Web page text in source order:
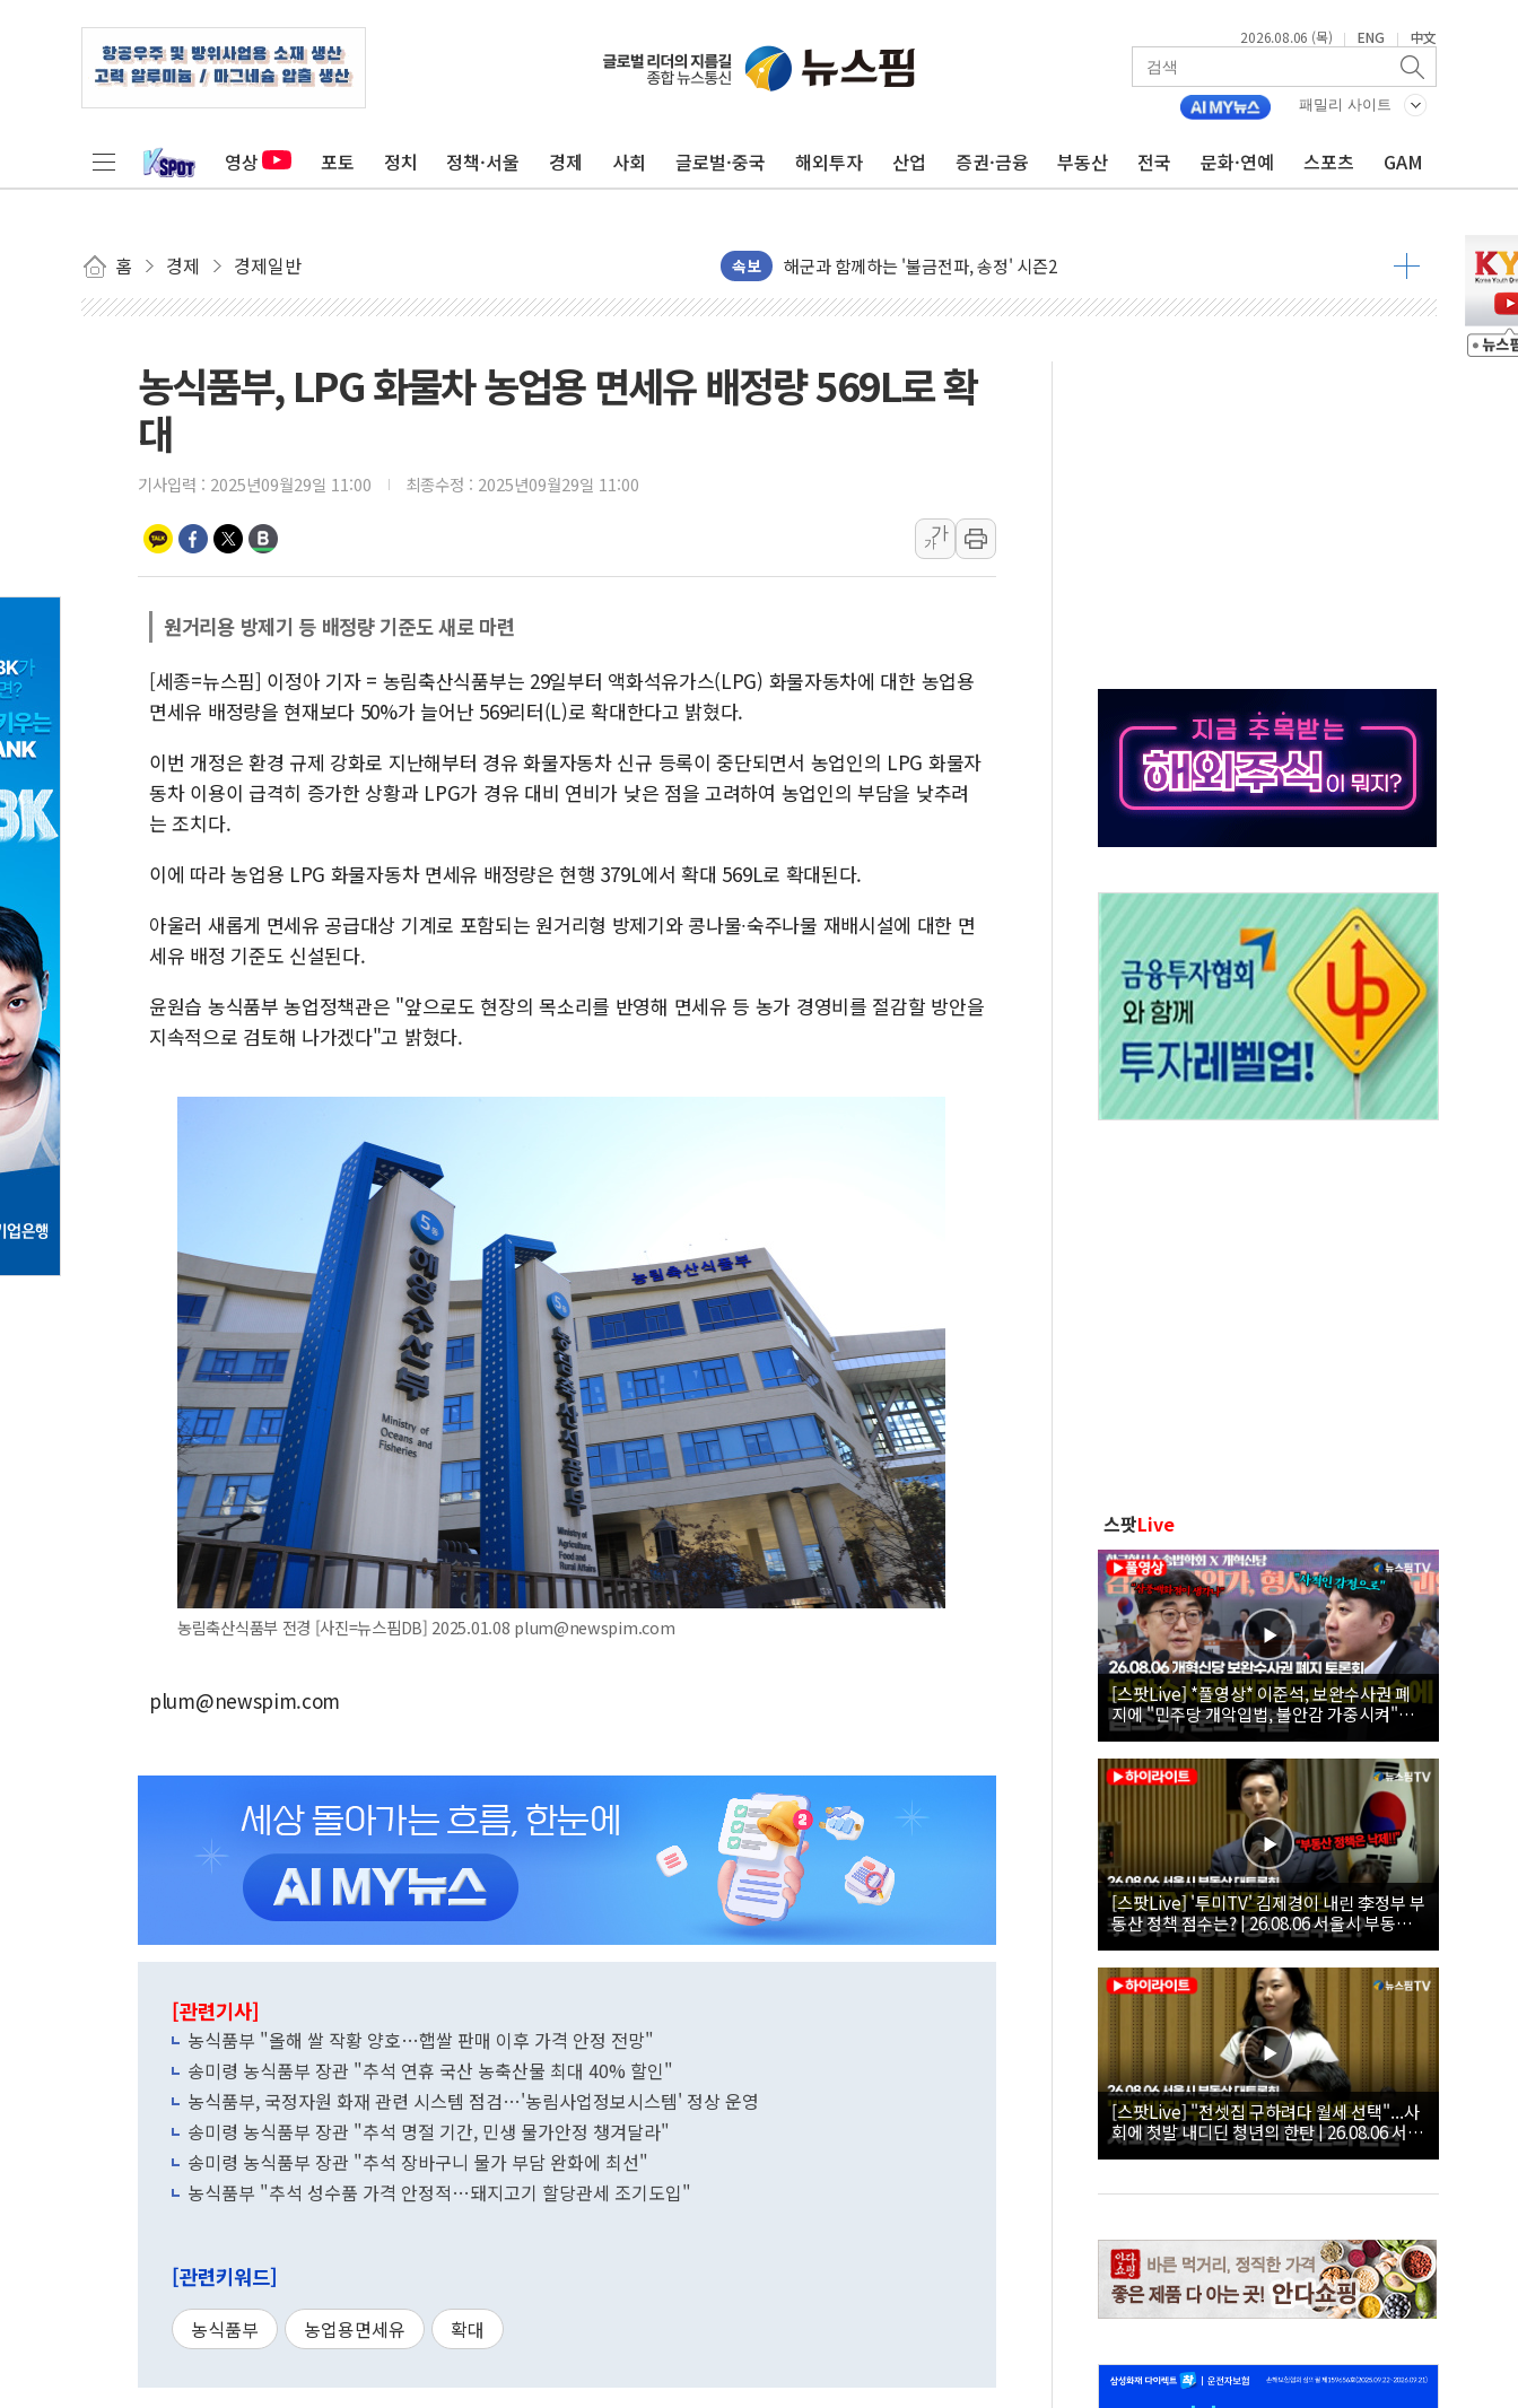
2026.08.06 (목) | ENG | 中文
패밀리 사이트
영상 포토 정치 정책·서울 경제 사회 글로벌·중국 해외투자 산업 증권·금융 부동산 전국 문화·연예 스포츠 GAM
홈 경제 경제일반 속보
주한미군 "오산기지 누출, 백린 아닌 무해한 표면 부식 물질"
해군과 함께하는 '불금전파, 송정' 시즌2
강원도 폭염특보 11일째…온열질환·가축 피해 최소화 '총력 대응'
[르포] 39도 폭염 속 잠실 개표소 시위 '62일째'..."대부분 여기서 상주"
강원·전라권 폭염중대경보 확대…온열질환자 2665명·사망 23명
종로·중구 오피스 78%가 준공 10년 이상…리뉴얼이 경쟁력 가른다
법원, '관저 이전 봐주기 감사' 유병호 구속적부심 기각
[종합] 특검, '양평' 원희룡 2차 조사…'당정대 회의' 한동훈·방기선 수사도 속도
[내일날씨] 절기상 '입추'에 폭염 절정…서울 한낮 39도
제천 바이오밸리 공장 옥상서 불…30여분 만에 진화
개혁신당 "민주, '盧 수사' 악연으로 형사사법 틀 바꿔…국민 불안감 가중"
농식품부, LPG 화물차 농업용 면세유 배정량 569L로 확
대
기사입력 : 2025년09월29일 11:00 최종수정 : 2025년09월29일 11:00
가
가
원거리용 방제기 등 배정량 기준도 새로 마련
[세종=뉴스핌] 이정아 기자 = 농림축산식품부는 29일부터 액화석유가스(LPG) 화물자동차에 대한 농업용
면세유 배정량을 현재보다 50%가 늘어난 569리터(L)로 확대한다고 밝혔다.
이번 개정은 환경 규제 강화로 지난해부터 경유 화물자동차 신규 등록이 중단되면서 농업인의 LPG 화물자
동차 이용이 급격히 증가한 상황과 LPG가 경유 대비 연비가 낮은 점을 고려하여 농업인의 부담을 낮추려
는 조치다.
이에 따라 농업용 LPG 화물자동차 면세유 배정량은 현행 379L에서 확대 569L로 확대된다.
아울러 새롭게 면세유 공급대상 기계로 포함되는 원거리형 방제기와 콩나물∙숙주나물 재배시설에 대한 면
세유 배정 기준도 신설된다.
윤원습 농식품부 농업정책관은 "앞으로도 현장의 목소리를 반영해 면세유 등 농가 경영비를 절감할 방안을
지속적으로 검토해 나가겠다"고 밝혔다.
농림축산식품부 전경 [사진=뉴스핌DB] 2025.01.08 plum@newspim.com
plum@newspim.com
[관련기사]
농식품부 "올해 쌀 작황 양호…햅쌀 판매 이후 가격 안정 전망"
송미령 농식품부 장관 "추석 연휴 국산 농축산물 최대 40% 할인"
농식품부, 국정자원 화재 관련 시스템 점검…'농림사업정보시스템' 정상 운영
송미령 농식품부 장관 "추석 명절 기간, 민생 물가안정 챙겨달라"
송미령 농식품부 장관 "추석 장바구니 물가 부담 완화에 최선"
농식품부 "추석 성수품 가격 안정적…돼지고기 할당관세 조기도입"
[관련키워드]
농식품부 농업용면세유 확대
스팟Live
[스팟Live] *풀영상* 이준석, 보완수사권 폐
지에 "민주당 개악입법, 불안감 가중시켜"｜
26.08.06 개혁신당 보완수사권 폐지 토론회
[스팟Live] '투미TV' 김제경이 내린 李정부 부
동산 정책 점수는? | 26.08.06 서울시 부동산
대토론회
[스팟Live] "전셋집 구하려다 월세 선택"...사
회에 첫발 내디딘 청년의 한탄 | 26.08.06 서울
시 부동산 대토론회